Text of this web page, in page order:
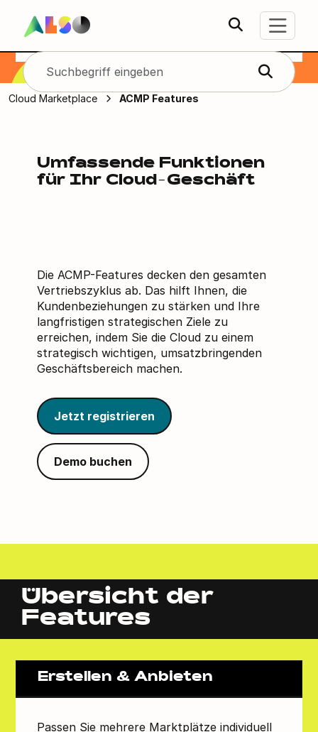
ACMP Features
Cloud Marketplace ACMP Features
Umfassende Funktionen
für Ihr Cloud-Geschäft
Die ACMP-Features decken den gesamten
Vertriebszyklus ab. Das hilft Ihnen, die
Kundenbeziehungen zu stärken und Ihre
langfristigen strategischen Ziele zu
erreichen, indem Sie die Cloud zu einem
strategisch wichtigen, umsatzbringenden
Geschäftsbereich machen.
Jetzt registrieren
Demo buchen
Übersicht der
Features
Erstellen & Anbieten
Passen Sie mehrere Marktplätze individuell